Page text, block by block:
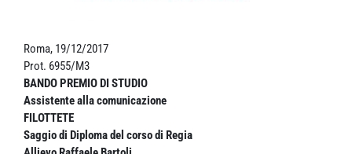
Roma, 19/12/2017
Prot. 6955/M3
BANDO PREMIO DI STUDIO
Assistente alla comunicazione
FILOTTETE
Saggio di Diploma del corso di Regia